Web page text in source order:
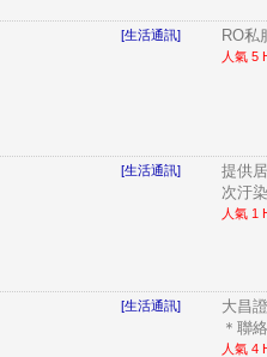
[生活通訊] RO私
人氣 5
[生活通訊]
提供
次汙
人氣 1
[生活通訊]
大昌
＊聯
人氣 4